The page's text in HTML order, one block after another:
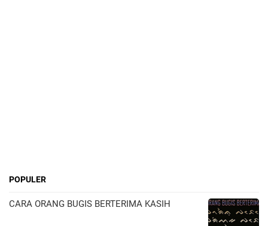
POPULER
CARA ORANG BUGIS BERTERIMA KASIH